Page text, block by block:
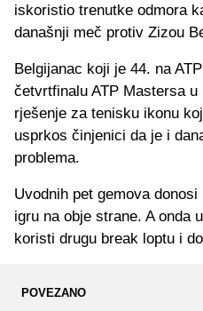
iskoristio trenutke odmora
današnji meč protiv Zizou
Belgijanac koji je 44. na
četvrtfinalu ATP Mastersa
rješenje za tenisku ikonu
usprkos činjenici da je i
problema.
Uvodnih pet gemova
igru na obje strane. A onda
koristi drugu break loptu i
POVEZANO